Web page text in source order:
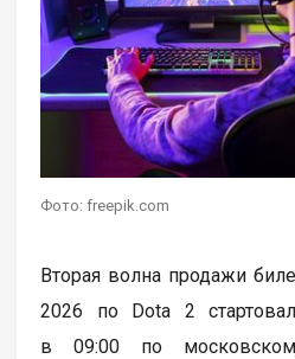
Фото: freepik.com
Вторая волна продажи
2026 по Dota 2
в 09:00 по